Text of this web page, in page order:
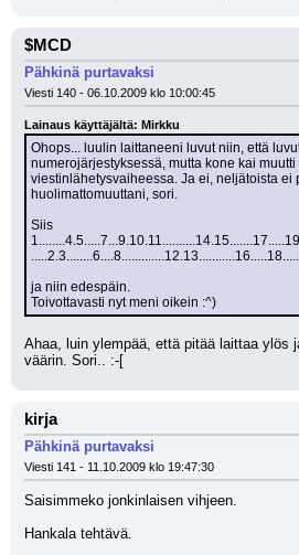
$MCD
Pähkinä purtavaksi
Viesti 140 - 06.10.2009 klo 10:00:45
Lainaus käyttäjältä: Mirkku
Ohops... luulin laittaneeni luvut niin, että
numerojärjestyksessä, mutta kone kai muutti
viestinlähetysvaiheessa. Ja ei, neljätoista ei
huolimattomuuttani, sori.
Siis
ja niin edespäin.
Toivottavasti nyt meni oikein :^)
Ahaa, luin ylempää, että pitää laittaa ylös
väärin. Sori.. :-[
kirja
Pähkinä purtavaksi
Viesti 141 - 11.10.2009 klo 19:47:30
Saisimmeko jonkinlaisen vihjeen.
Hankala tehtävä.